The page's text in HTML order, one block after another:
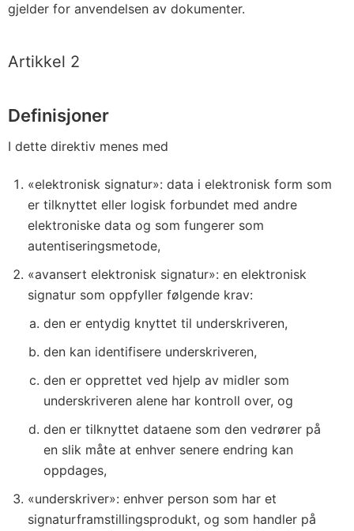
gjelder for anvendelsen av dokumenter.
Artikkel 2
Definisjoner
I dette direktiv menes med
«elektronisk signatur»: data i elektronisk form som
er tilknyttet eller logisk forbundet med andre
elektroniske data og som fungerer som
autentiseringsmetode,
«avansert elektronisk signatur»: en elektronisk
signatur som oppfyller følgende krav:
den er entydig knyttet til underskriveren,
den kan identifisere underskriveren,
den er opprettet ved hjelp av midler som
underskriveren alene har kontroll over, og
den er tilknyttet dataene som den vedrører på
en slik måte at enhver senere endring kan
oppdages,
«underskriver»: enhver person som har et
signaturframstillingsprodukt, og som handler på